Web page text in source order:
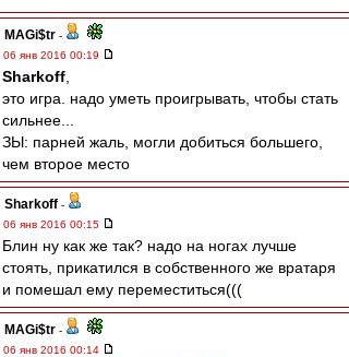
MAGi$tr -
06 янв 2016 00:19
Sharkoff
это игра. надо уметь проигрывать, чтобы стать
сильнее...
ЗЫ: парней жаль, могли добиться большего,
чем второе место
Sharkoff -
06 янв 2016 00:15
Блин ну как же так? надо на ногах лучше
стоять, прикатился в собственного же вратаря
и помешал ему переместиться(((
MAGi$tr -
06 янв 2016 00:14